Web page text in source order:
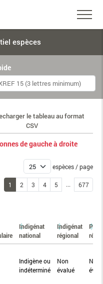
espèces
le tableau au format
CSV
de gauche à droite
espèces / page
1 2 3 4 5 ... 677
Indigénat
national
Indigénat
régional
Indigène ou
indéterminé
Non
évalué
Non